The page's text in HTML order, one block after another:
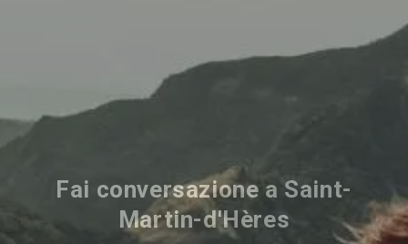
Fai conversazione a Saint-
Martin-d'Hères